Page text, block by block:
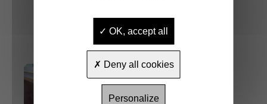
OK, accept all
Deny all cookies
Personalize